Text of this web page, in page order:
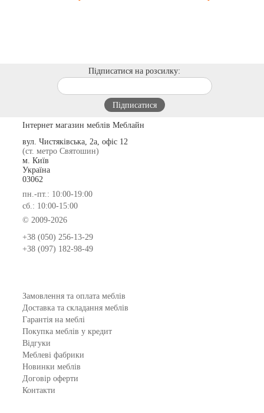
Підписатися на розсилку:
Інтернет магазин меблів Меблайн
вул. Чистяківська, 2а, офіс 12
(ст. метро Святошин)
м. Київ
Україна
03062
пн.-пт.: 10:00-19:00
сб.: 10:00-15:00
© 2009-2026
+38 (050) 256-13-29
+38 (097) 182-98-49
Замовлення та оплата меблів
Доставка та складання меблів
Гарантія на меблі
Покупка меблів у кредит
Відгуки
Меблеві фабрики
Новинки меблів
Договір оферти
Контакти